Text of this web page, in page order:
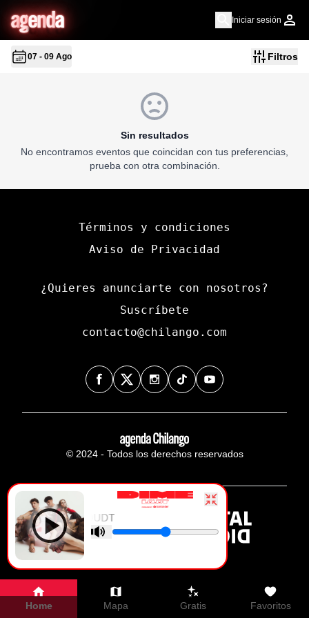
agenda Iniciar sesión
07 - 09 Ago Filtros
Sin resultados
No encontramos eventos que coincidan con tus preferencias,
prueba con otra combinación.
Términos y condiciones
Aviso de Privacidad
¿Quieres anunciarte con nosotros?
Suscríbete
contacto@chilango.com
© 2024 - Todos los derechos reservados
Home Mapa Gratis Favoritos
DIME - LOUDT